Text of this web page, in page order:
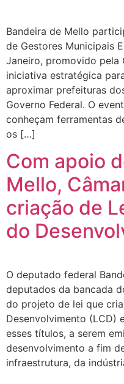
Bandeira de Mello
de Gestores Municipais
Janeiro, promovido pela
iniciativa estratégica
aproximar prefeituras
Governo Federal. O
conheçam ferramentas
os […]
Com apoio
Mello,
criação de
do
O deputado federal
deputados da bancada
do projeto de lei que
Desenvolvimento (LCD)
esses títulos, a serem
desenvolvimento a fim
infraestrutura, da